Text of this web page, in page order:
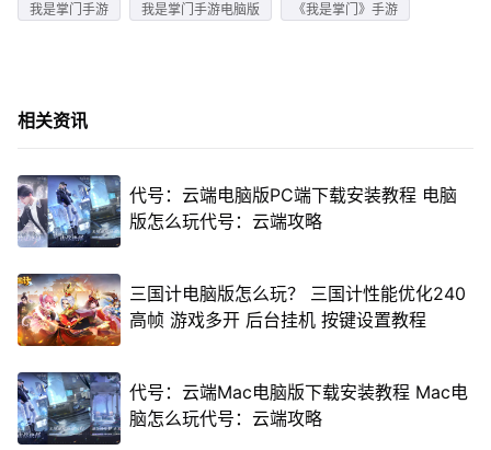
我是掌门手游
我是掌门手游电脑版 《我是掌门》手游
相关资讯
代号：云端电脑版PC端下载安装教程 电脑
版怎么玩代号：云端攻略
三国计电脑版怎么玩？ 三国计性能优化240
高帧 游戏多开 后台挂机 按键设置教程
代号：云端Mac电脑版下载安装教程 Mac电
脑怎么玩代号：云端攻略